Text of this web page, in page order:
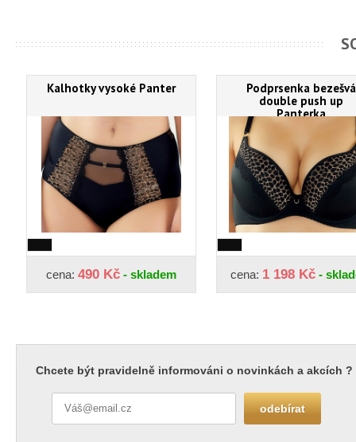
Kalhotky vysoké Panter
cena: 490 Kč - skladem
Podprsenka bezešvá
double push up
Panterka
cena: 1 198 Kč -
Chcete být pravidelně informováni o novinkách a akcích ?